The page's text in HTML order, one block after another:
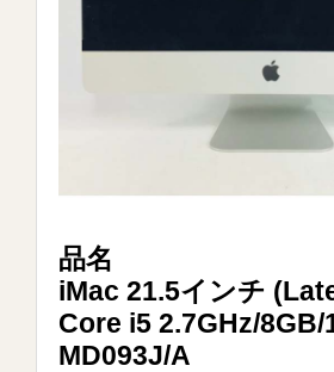
品名
iMac 21.5インチ
Core i5 2.7GHz/8GB/
MD093J/A